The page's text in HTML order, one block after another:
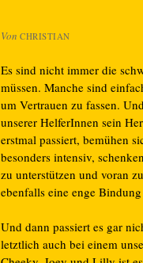
Von CHRISTIAN
Es sind nicht immer die
müssen. Manche sind
um Vertrauen zu fassen.
unserer HelferInnen sein
erstmal passiert, bemühen
besonders intensiv,
zu unterstützen und voran
ebenfalls eine enge
Und dann passiert es gar
letztlich auch bei einem